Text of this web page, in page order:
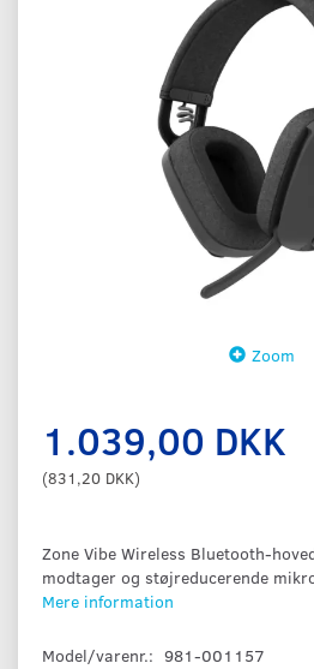
Zoom
1.039,00 DKK
(831,20 DKK)
Zone Vibe Wireless Bluetooth-
modtager og støjreducerende
Mere information
Model/varenr.: 981-001157